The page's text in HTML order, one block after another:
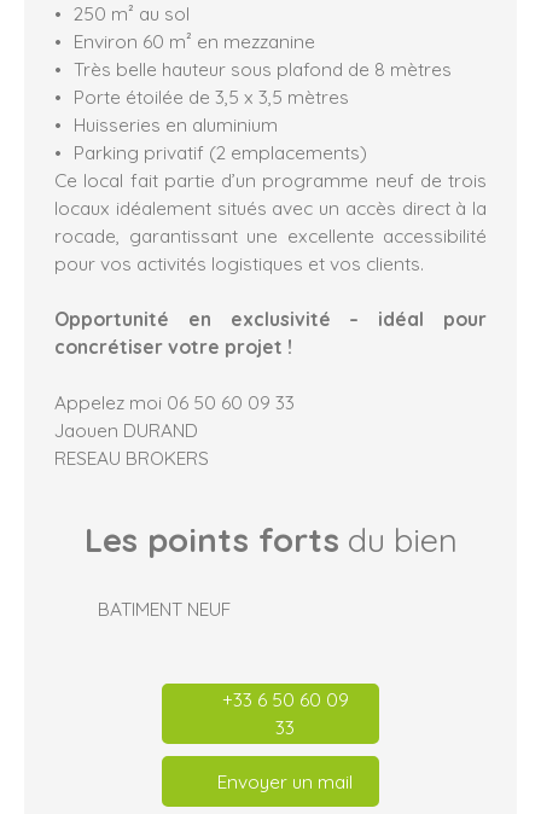
250 m² au sol
Environ 60 m² en mezzanine
Très belle hauteur sous plafond de 8 mètres
Porte étoilée de 3,5 x 3,5 mètres
Huisseries en aluminium
Parking privatif (2 emplacements)
Ce local fait partie d’un programme neuf de trois
locaux idéalement situés avec un accès direct à la
rocade, garantissant une excellente accessibilité
pour vos activités logistiques et vos clients.
Opportunité en exclusivité – idéal pour
concrétiser votre projet !
Appelez moi 06 50 60 09 33
Jaouen DURAND
RESEAU BROKERS
Les points forts du bien
BATIMENT NEUF
+33 6 50 60 09
33
Envoyer un mail